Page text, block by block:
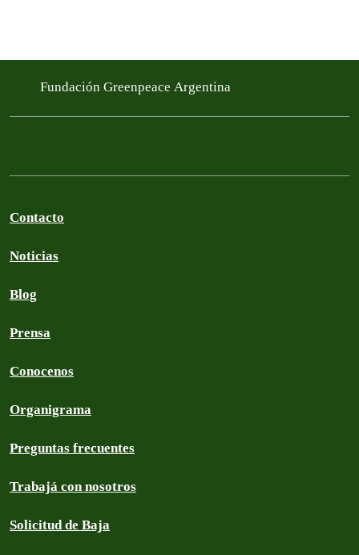
Fundación Greenpeace Argentina
Contacto
Noticias
Blog
Prensa
Conocenos
Organigrama
Preguntas frecuentes
Trabajá con nosotros
Solicitud de Baja